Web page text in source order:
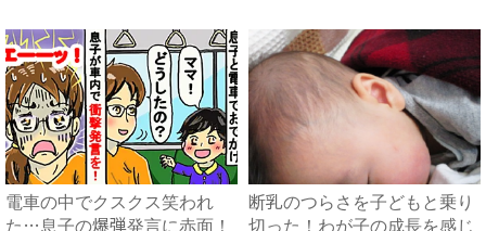
電車の中でクスクス笑われ
た…息子の爆弾発言に赤面！
断乳のつらさを子どもと乗り
切った！わが子の成長を感じ